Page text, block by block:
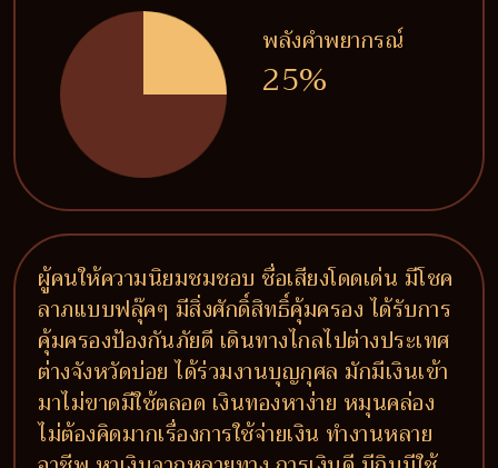
พลังคำพยากรณ์
25%
ผู้คนให้ความนิยมชมชอบ ชื่อเสียงโดดเด่น มีโชค
ลาภแบบฟลุ๊คๆ มีสิ่งศักดิ์สิทธิ์คุ้มครอง ได้รับการ
คุ้มครองป้องกันภัยดี เดินทางไกลไปต่างประเทศ
ต่างจังหวัดบ่อย ได้ร่วมงานบุญกุศล มักมีเงินเข้า
มาไม่ขาดมีใช้ตลอด เงินทองหาง่าย หมุนคล่อง
ไม่ต้องคิดมากเรื่องการใช้จ่ายเงิน ทำงานหลาย